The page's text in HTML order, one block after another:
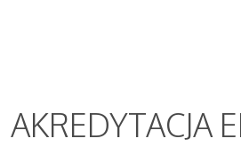
AKREDYTACJA